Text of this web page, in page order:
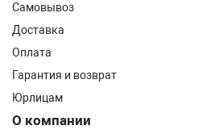
Самовывоз
Доставка
Оплата
Гарантия и возврат
Юрлицам
О компании